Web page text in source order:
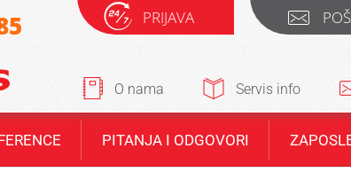
PRIJAVA
O nama Servis info
PITANJA I ODGOVORI